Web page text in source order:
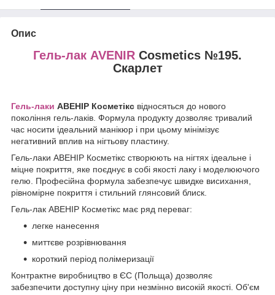
Опис
Гель-лак AVENIR Cosmetics №195.
Скарлет
Гель-лаки АВЕНІР Косметікс відносяться до нового
покоління гель-лаків. Формула продукту дозволяє тривалий
час носити ідеальний манікюр і при цьому мінімізує
негативний вплив на нігтьову пластину.
Гель-лаки АВЕНІР Косметікс створюють на нігтях ідеальне і
міцне покриття, яке поєднує в собі якості лаку і моделюючого
гелю. Професійна формула забезпечує швидке висихання,
рівномірне покриття і стильний глянсовий блиск.
Гель-лак АВЕНІР Косметікс має ряд переваг:
легке нанесення
миттєве розрівнювання
короткий період полімеризації
Контрактне виробництво в ЄС (Польща) дозволяє
забезпечити доступну ціну при незмінно високій якості. Об'єм